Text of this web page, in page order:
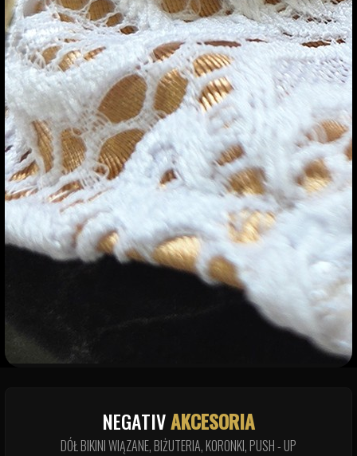
NEGATIVAKCESORIA
DÓŁ BIKINI WIĄZANE, BIŻUTERIA, KORONKI, PUSH - UP